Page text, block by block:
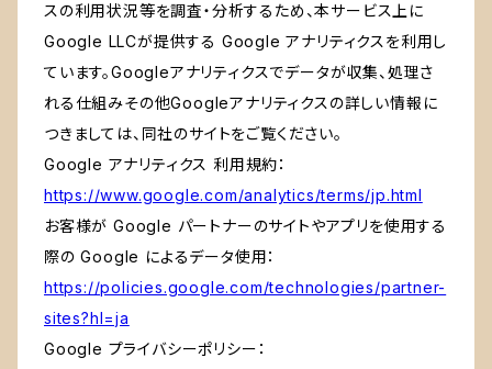
スの利用状況等を調査・分析するため、本サービス上に
Google LLCが提供する Google アナリティクスを利用し
ています。Googleアナリティクスでデータが収集、処理さ
れる仕組みその他Googleアナリティクスの詳しい情報に
つきましては、同社のサイトをご覧ください。
Google アナリティクス 利用規約：
https://www.google.com/analytics/terms/jp.html
お客様が Google パートナーのサイトやアプリを使用する
際の Google によるデータ使用：
https://policies.google.com/technologies/partner-
sites?hl=ja
Google プライバシーポリシー：